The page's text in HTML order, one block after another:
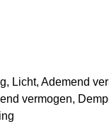
Licht, Ademend
vermogen,